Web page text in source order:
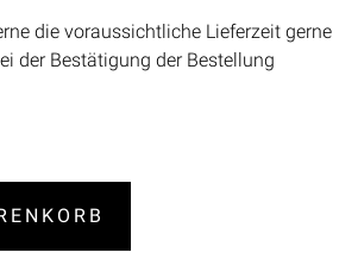
die voraussichtliche Lieferzeit gerne
der Bestätigung der Bestellung